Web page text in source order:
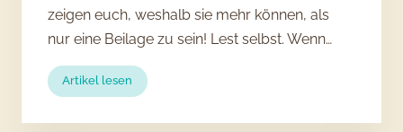
zeigen euch, weshalb sie mehr können, als
nur eine Beilage zu sein! Lest selbst. Wenn…
Artikel lesen
Kartoffelknödel